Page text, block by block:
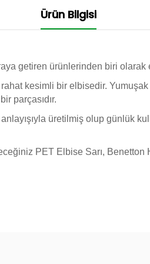
Ürün Bilgisi
getiren ürünlerinden biri
kesimli bir elbisedir.
parçasıdır.
üretilmiş olup günlük
PET Elbise Sarı, Benetton